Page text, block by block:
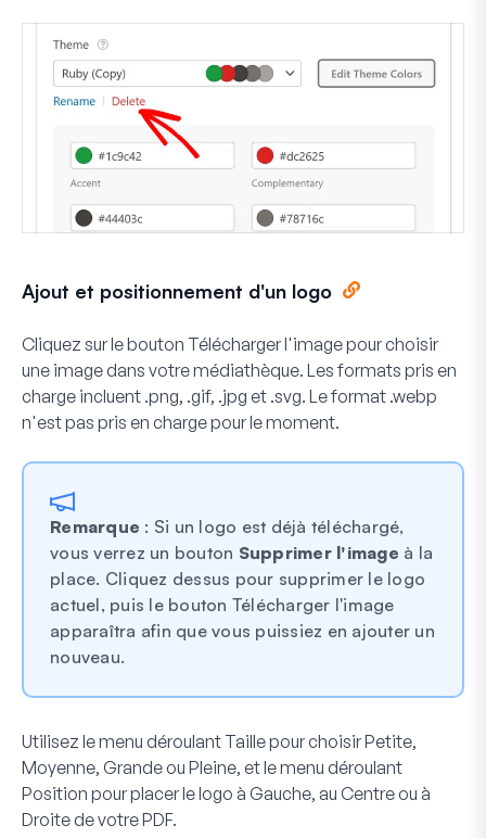
Ajout et positionnement d'un logo
Cliquez sur le bouton Télécharger l'imagepour choisir
une image dans votre médiathèque. Les formats pris en
charge incluent .png, .gif, .jpg et .svg. Le format .webp
n'est pas pris en charge pour le moment.
Remarque : Si un logo est déjà téléchargé,
vous verrez un bouton Supprimer l'image à la
place. Cliquez dessus pour supprimer le logo
actuel, puis le bouton Télécharger l'image
apparaîtra afin que vous puissiez en ajouter un
nouveau.
Utilisez le menu déroulant Taillepour choisirPetite,
Moyenne, Grandeou Pleine, et le menu déroulant
Position pour placer le logo à Gauche, au Centreou à
Droitede votre PDF.